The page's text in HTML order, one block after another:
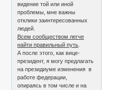
видение той или иной
проблемы, мне важны
отклики заинтересованных
людей.
Всем сообществом легче
найти правильный путь
А после этого, как вице-
президент, я могу предлагать
на президиуме изменения в
работе федерации,
опираясь в том числе и на